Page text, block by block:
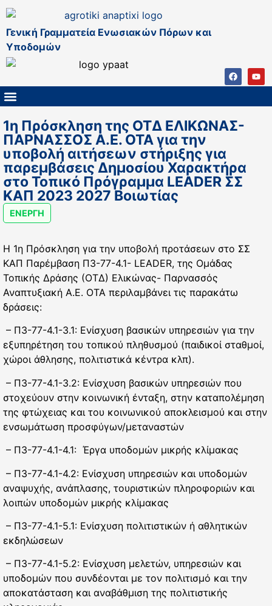
Γενική Γραμματεία Ενωσιακών Πόρων και
Υποδομών
1η Πρόσκληση της ΟΤΔ ΕΛΙΚΩΝΑΣ-
ΠΑΡΝΑΣΣΟΣ Α.Ε. ΟΤΑ για την
υποβολή αιτήσεων στήριξης για
παρεμβάσεις Δημοσίου Χαρακτήρα
στο Τοπικό Πρόγραμμα LEADER ΣΣ
ΚΑΠ 2023 2027 Βοιωτίας
ΕΝΕΡΓΗ
H 1η Πρόσκληση για την υποβολή προτάσεων στο ΣΣ
ΚΑΠ Παρέμβαση Π3-77-4.1- LEADER, της Ομάδας
Τοπικής Δράσης (ΟΤΔ) Ελικώνας- Παρνασσός
Αναπτυξιακή Α.Ε. ΟΤΑ περιλαμβάνει τις παρακάτω
δράσεις:
– Π3-77-4.1-3.1: Ενίσχυση βασικών υπηρεσιών για την
εξυπηρέτηση του τοπικού πληθυσμού (παιδικοί σταθμοί,
χώροι άθλησης, πολιτιστικά κέντρα κλπ).
– Π3-77-4.1-3.2: Ενίσχυση βασικών υπηρεσιών που
στοχεύουν στην κοινωνική ένταξη, στην καταπολέμηση
της φτώχειας και του κοινωνικού αποκλεισμού και στην
ενσωμάτωση προσφύγων/μεταναστών
– Π3-77-4.1-4.1: Έργα υποδομών μικρής κλίμακας
– Π3-77-4.1-4.2: Ενίσχυση υπηρεσιών και υποδομών
αναψυχής, ανάπλασης, τουριστικών πληροφοριών και
λοιπών υποδομών μικρής κλίμακας
– Π3-77-4.1-5.1: Ενίσχυση πολιτιστικών ή αθλητικών
εκδηλώσεων
– Π3-77-4.1-5.2: Ενίσχυση μελετών, υπηρεσιών και
υποδομών που συνδέονται με τον πολιτισμό και την
αποκατάσταση και αναβάθμιση της πολιτιστικής